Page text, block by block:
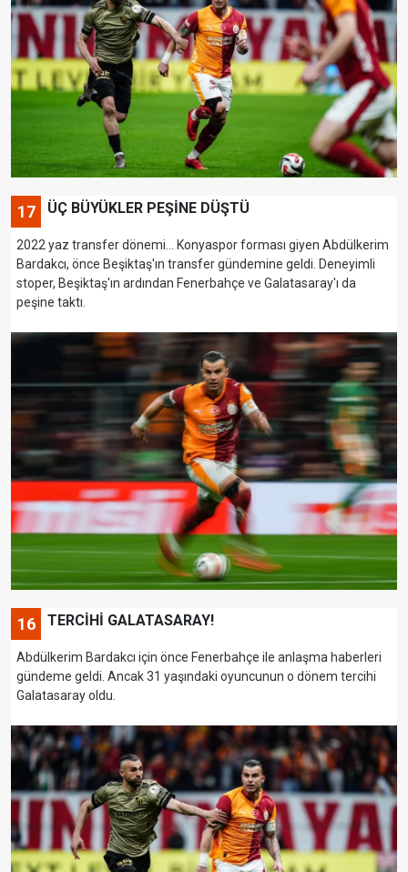
17 ÜÇ BÜYÜKLER PEŞİNE DÜŞTÜ
2022 yaz transfer dönemi... Konyaspor forması giyen Abdülkerim
Bardakcı, önce Beşiktaş'ın transfer gündemine geldi. Deneyimli
stoper, Beşiktaş'ın ardından Fenerbahçe ve Galatasaray'ı da
peşine taktı.
16 TERCİHİ GALATASARAY!
Abdülkerim Bardakcı için önce Fenerbahçe ile anlaşma haberleri
gündeme geldi. Ancak 31 yaşındaki oyuncunun o dönem tercihi
Galatasaray oldu.